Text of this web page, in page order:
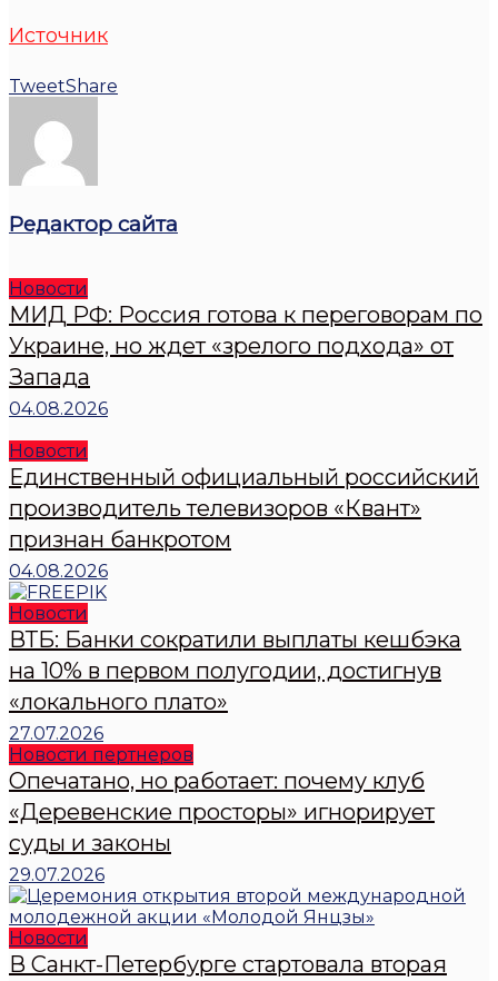
Источник
TweetShare
Редактор сайта
Новости
МИД РФ: Россия готова к переговорам по
Украине, но ждет «зрелого подхода» от
Запада
04.08.2026
Новости
Единственный официальный российский
производитель телевизоров «Квант»
признан банкротом
04.08.2026
Новости
ВТБ: Банки сократили выплаты кешбэка
на 10% в первом полугодии, достигнув
«локального плато»
27.07.2026
Новости пертнеров
Опечатано, но работает: почему клуб
«Деревенские просторы» игнорирует
суды и законы
29.07.2026
Новости
В Санкт-Петербурге стартовала вторая